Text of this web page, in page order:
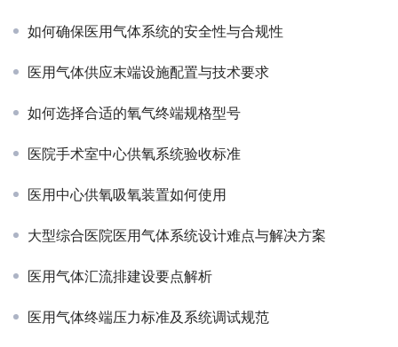
如何确保医用气体系统的安全性与合规性
医用气体供应末端设施配置与技术要求
如何选择合适的氧气终端规格型号
医院手术室中心供氧系统验收标准
医用中心供氧吸氧装置如何使用
大型综合医院医用气体系统设计难点与解决方案
医用气体汇流排建设要点解析
医用气体终端压力标准及系统调试规范